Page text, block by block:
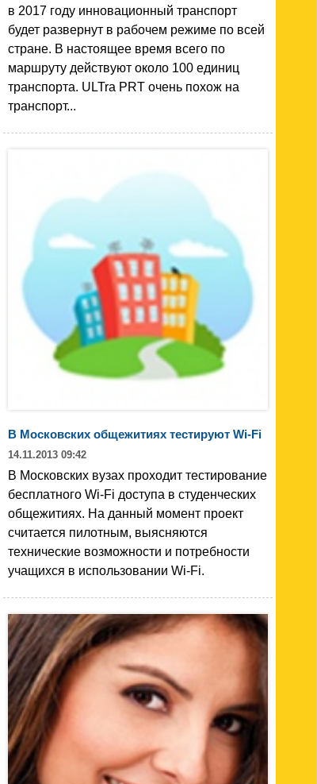
в 2017 году инновационный транспорт
будет развернут в рабочем режиме по всей
стране. В настоящее время всего по
маршруту действуют около 100 единиц
транспорта. ULTra PRT очень похож на
транспорт...
В Московских общежитиях тестируют Wi-Fi
14.11.2013 09:42
В Московских вузах проходит тестирование
бесплатного Wi-Fi доступа в студенческих
общежитиях. На данный момент проект
считается пилотным, выясняются
технические возможности и потребности
учащихся в использовании Wi-Fi.